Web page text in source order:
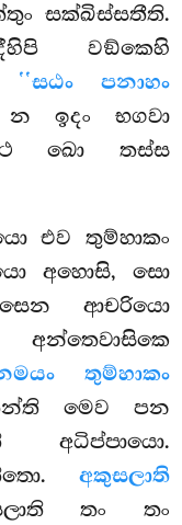
සක්ඛිස්සතීති.
වඞ්කෙහි
‘‘සඨං පනාහං
ඉදං භගවා
අථ ඛො තස්ස
එව තුම්හාකං
අහොසි, සො
ආචරියො
මයං තුම්හාකං
මෙව පන
අධිප්පායො.
අකුසලාති
තං තං